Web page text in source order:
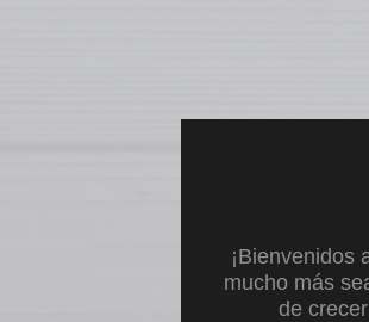
¡Bienvenidos
mucho más
de